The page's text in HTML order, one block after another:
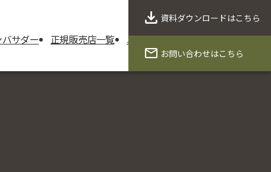
バサダー 正規販売店一覧 ニュース 製品保証 会社概要
資料ダウンロード はこちら
お問い合わせはこちら